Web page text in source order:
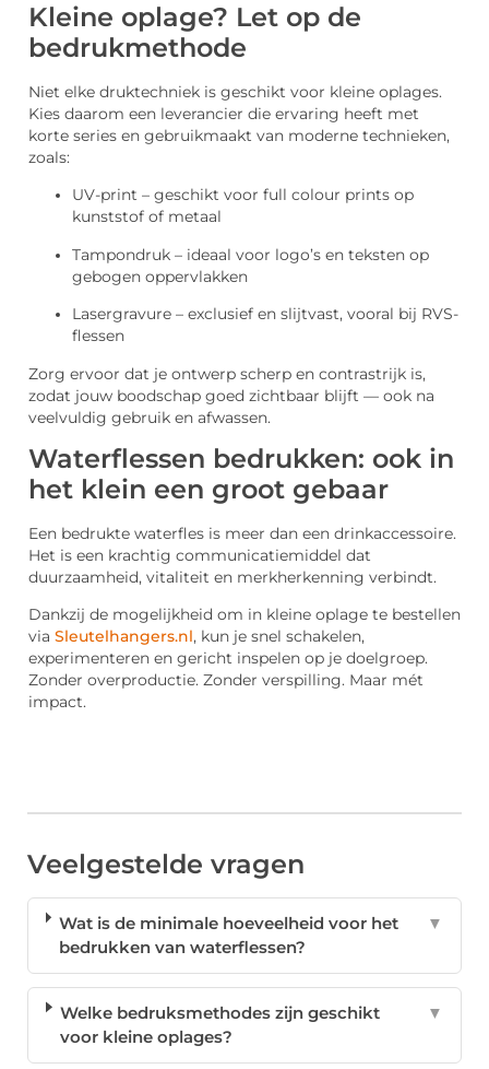
Kleine oplage? Let op de
bedrukmethode
Niet elke druktechniek is geschikt voor kleine oplages.
Kies daarom een leverancier die ervaring heeft met
korte series en gebruikmaakt van moderne technieken,
zoals:
UV-print – geschikt voor full colour prints op
kunststof of metaal
Tampondruk – ideaal voor logo’s en teksten op
gebogen oppervlakken
Lasergravure – exclusief en slijtvast, vooral bij RVS-
flessen
Zorg ervoor dat je ontwerp scherp en contrastrijk is,
zodat jouw boodschap goed zichtbaar blijft — ook na
veelvuldig gebruik en afwassen.
Waterflessen bedrukken: ook in
het klein een groot gebaar
Een bedrukte waterfles is meer dan een drinkaccessoire.
Het is een krachtig communicatiemiddel dat
duurzaamheid, vitaliteit en merkherkenning verbindt.
Dankzij de mogelijkheid om in kleine oplage te bestellen
via Sleutelhangers.nl, kun je snel schakelen,
experimenteren en gericht inspelen op je doelgroep.
Zonder overproductie. Zonder verspilling. Maar mét
impact.
Veelgestelde vragen
Wat is de minimale hoeveelheid voor het
bedrukken van waterflessen?
▼
Welke bedruksmethodes zijn geschikt
voor kleine oplages?
▼